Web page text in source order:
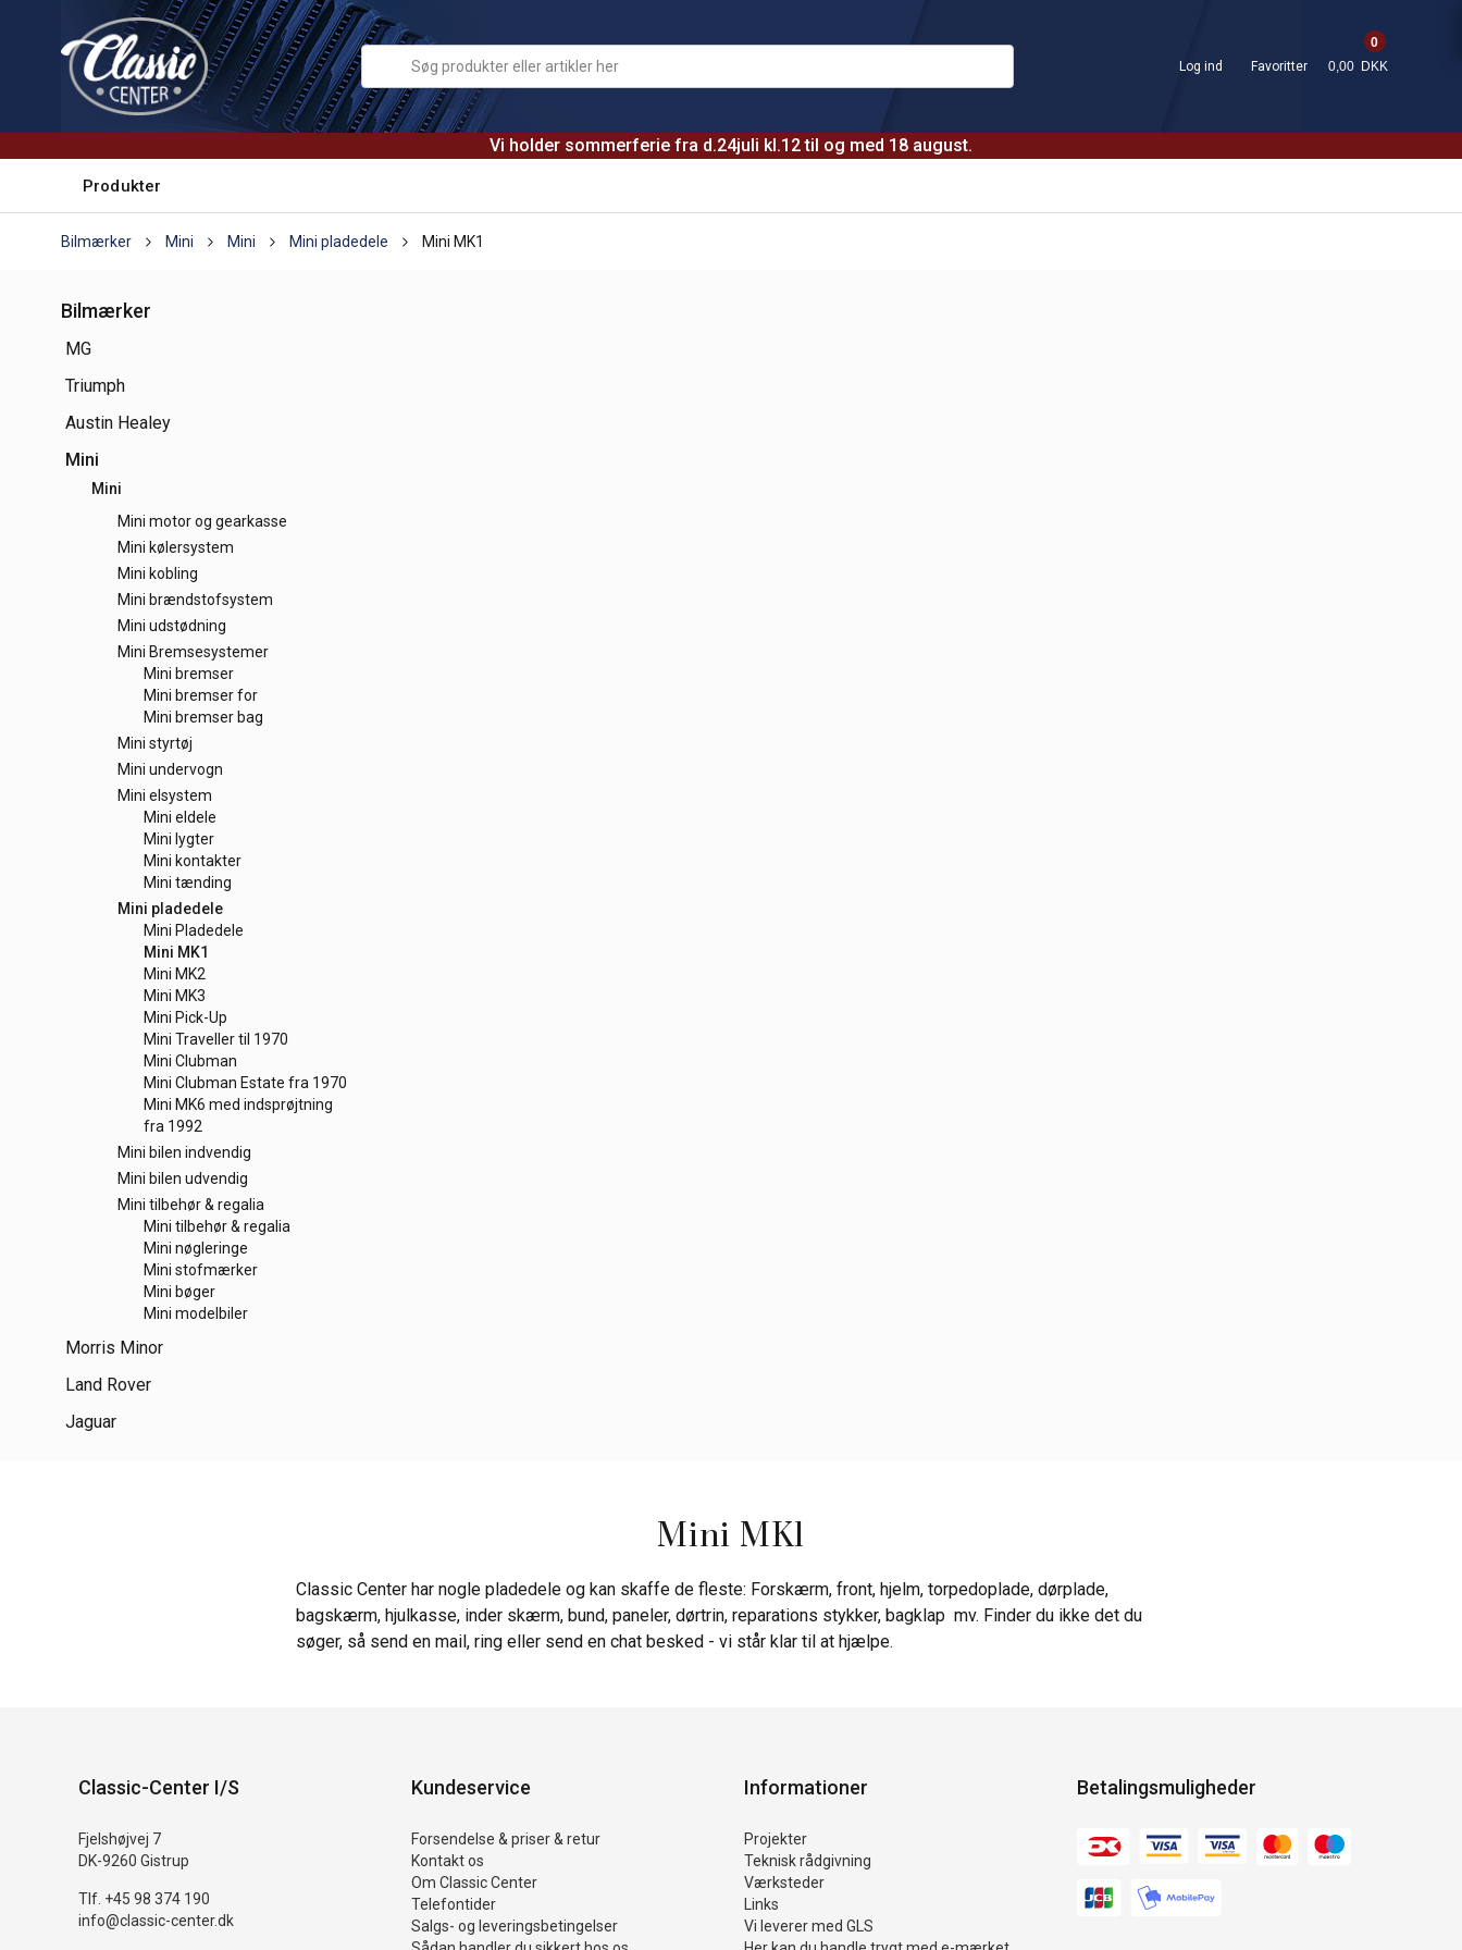
Vi holder sommerferie fra d.24juli kl.12 til og med 18 august.
Log ind Favoritter
0
0,00 DKK
Produkter
Bilmærker Mini Mini Mini pladedele Mini MK1
Bilmærker
MG
Triumph
Austin Healey
Mini
Mini
Mini motor og gearkasse
Mini kølersystem
Mini kobling
Mini brændstofsystem
Mini udstødning
Mini Bremsesystemer
Mini bremser
Mini bremser for
Mini bremser bag
Mini styrtøj
Mini undervogn
Mini elsystem
Mini eldele
Mini lygter
Mini kontakter
Mini tænding
Mini pladedele
Mini Pladedele
Mini MK1
Mini MK2
Mini MK3
Mini Pick-Up
Mini Traveller til 1970
Mini Clubman
Mini Clubman Estate fra 1970
Mini MK6 med indsprøjtning
fra 1992
Mini bilen indvendig
Mini bilen udvendig
Mini tilbehør & regalia
Mini tilbehør & regalia
Mini nøgleringe
Mini stofmærker
Mini bøger
Mini modelbiler
Morris Minor
Land Rover
Jaguar
Mini MK1
Classic Center har nogle pladedele og kan skaffe de fleste: Forskærm, front, hjelm, torpedoplade, dørplade,
bagskærm, hjulkasse, inder skærm, bund, paneler, dørtrin, reparations stykker, bagklap mv. Finder du ikke det du
søger, så send en mail, ring eller send en chat besked - vi står klar til at hjælpe.
Classic-Center I/S
Fjelshøjvej 7
DK-9260 Gistrup
Tlf. +45 98 374 190
info@classic-center.dk
Kundeservice
Forsendelse & priser & retur
Kontakt os
Om Classic Center
Telefontider
Salgs- og leveringsbetingelser
Informationer
Projekter
Teknisk rådgivning
Værksteder
Links
Vi leverer med GLS
Betalingsmuligheder